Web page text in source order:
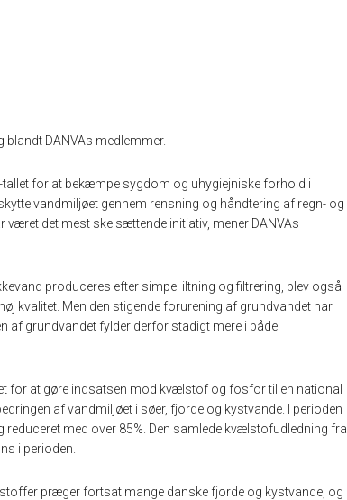
DANVAs medlemmer.
for at bekæmpe sygdom og uhygiejniske forhold i
vandmiljøet gennem rensning og håndtering af regn- og
været det mest skelsættende initiativ, mener DANVAs
produceres efter simpel iltning og filtrering, blev også
kvalitet. Men den stigende forurening af grundvandet har
af grundvandet fylder derfor stadigt mere i både
for at gøre indsatsen mod kvælstof og fosfor til en national
af vandmiljøet i søer, fjorde og kystvande. I perioden
med over 85%​. Den samlede kvælstofudledning fra
i perioden.
præger fortsat mange danske fjorde og kystvande, og